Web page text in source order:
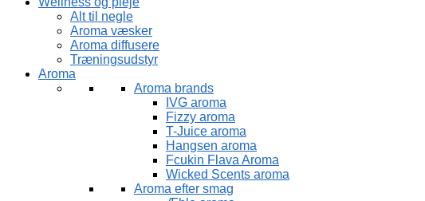
Alt til negle
Aroma væsker
Aroma diffusere
Træningsudstyr
Aroma
Aroma brands
IVG aroma
Fizzy aroma
T-Juice aroma
Hangsen aroma
Fcukin Flava Aroma
Wicked Scents aroma
Aroma efter smag